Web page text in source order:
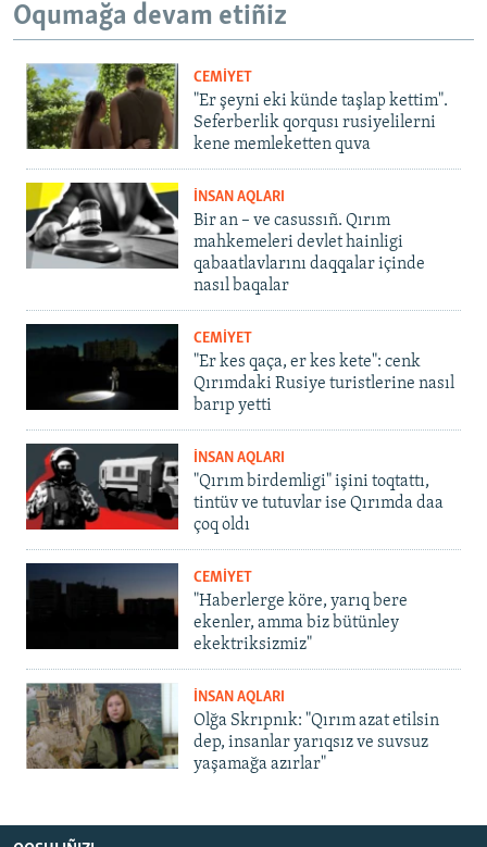
Oqumağa devam etiñiz
CEMİYET
"Er şeyni eki künde taşlap kettim".
Seferberlik qorqusı rusiyelilerni
kene memleketten quva
İNSAN AQLARI
Bir an – ve casussıñ. Qırım
mahkemeleri devlet hainligi
qabaatlavlarını daqqalar içinde
nasıl baqalar
CEMİYET
"Er kes qaça, er kes kete": cenk
Qırımdaki Rusiye turistlerine nasıl
barıp yetti
İNSAN AQLARI
"Qırım birdemligi" işini toqtattı,
tintüv ve tutuvlar ise Qırımda daa
çoq oldı
CEMİYET
"Haberlerge köre, yarıq bere
ekenler, amma biz bütünley
ekektriksizmiz"
İNSAN AQLARI
Olğa Skrıpnık: "Qırım azat etilsin
dep, insanlar yarıqsız ve suvsuz
yaşamağa azırlar"